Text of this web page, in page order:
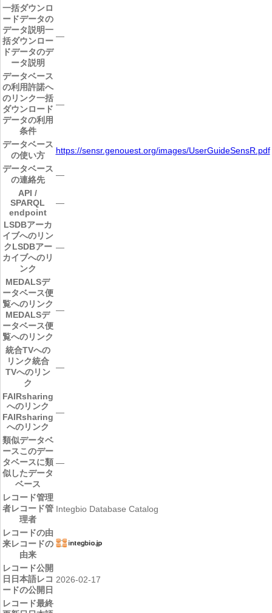
一括ダウンロ
ードデータの
データ説明一
括ダウンロー
ドデータのデ
ータ説明
―
データベース
の利用許諾へ
のリンク一括
ダウンロード
データの利用
条件
―
データベース
の使い方
https://sensr.genouest.org/images/UserGuideSensR.pdf
データベース
の連絡先
―
API /
SPARQL
endpoint
―
LSDBアーカ
イブへのリン
クLSDBアー
カイブへのリ
ンク
―
MEDALSデ
ータベース便
覧へのリンク
MEDALSデ
ータベース便
覧へのリンク
―
統合TVへの
リンク統合
TVへのリン
ク
―
FAIRsharing
へのリンク
FAIRsharing
へのリンク
―
類似データベ
ースこのデー
タベースに類
似したデータ
ベース
―
レコード管理
者レコード管
理者
Integbio Database Catalog
レコードの由
来レコードの
由来
レコード公開
日 日本語レコ
ードの公開日
2026-02-17
レコード最終